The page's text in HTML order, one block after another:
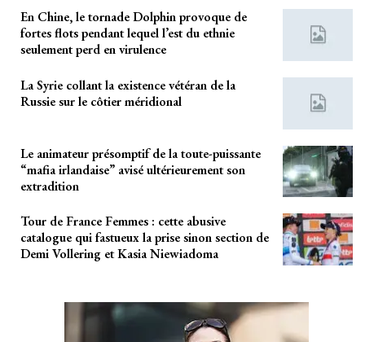
En Chine, le tornade Dolphin provoque de
fortes flots pendant lequel l’est du ethnie
seulement perd en virulence
La Syrie collant la existence vétéran de la
Russie sur le côtier méridional
Le animateur présomptif de la toute-puissante
“mafia irlandaise” avisé ultérieurement son
extradition
Tour de France Femmes : cette abusive
catalogue qui fastueux la prise sinon section de
Demi Vollering et Kasia Niewiadoma